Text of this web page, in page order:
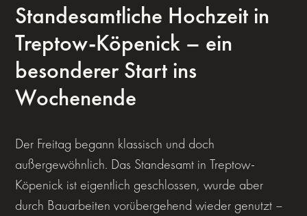
Standesamtliche Hochzeit in
Treptow-Köpenick – ein
besonderer Start ins
Wochenende
Der Freitag begann klassisch und doch
außergewöhnlich. Das Standesamt in Treptow-
Köpenick ist eigentlich geschlossen, wurde aber
durch Bauarbeiten vorübergehend wieder genutzt –